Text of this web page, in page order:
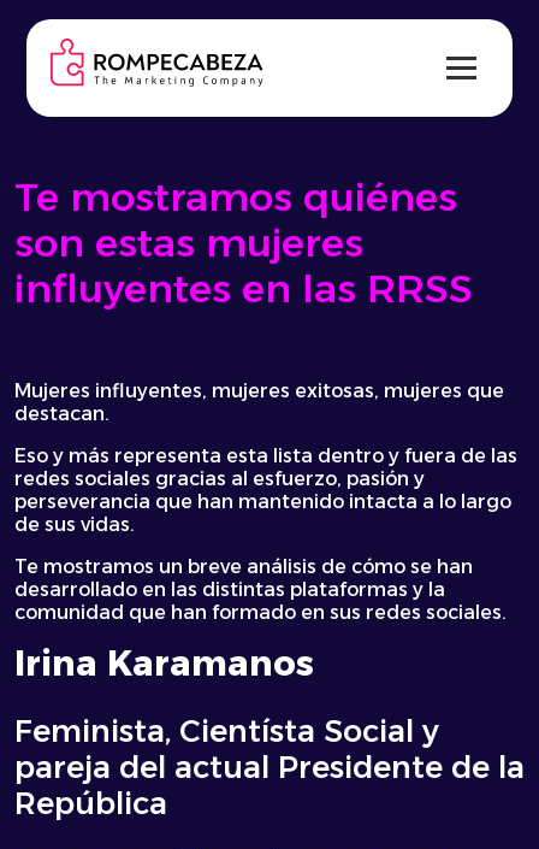
content
Te mostramos quiénes
son estas mujeres
influyentes en las RRSS
Mujeres influyentes, mujeres exitosas, mujeres que
destacan.
Eso y más representa esta lista dentro y fuera de las
redes sociales gracias al esfuerzo, pasión y
perseverancia que han mantenido intacta a lo largo
de sus vidas.
Te mostramos un breve análisis de cómo se han
desarrollado en las distintas plataformas y la
comunidad que han formado en sus redes sociales.
Irina Karamanos
Feminista, Cientísta Social y
pareja del actual Presidente de la
República